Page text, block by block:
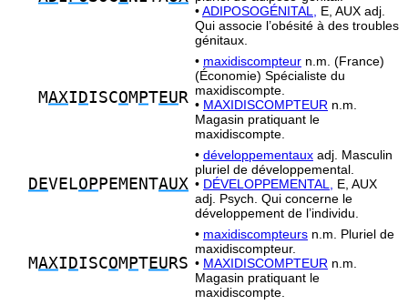
•ADIPOSOGÉNITAL,
E, AUX adj.
Qui associe l’obésité à des troubles
génitaux.
MAXI DISCOM PTEU R
• maxidiscompteur n.m. (France)
(Économie) Spécialiste du
maxidiscompte.
• MAXIDISCOMPTEUR n.m.
Magasin pratiquant le
maxidiscompte.
DEVELOP PEMENTAUX
• développementaux adj. Masculin
pluriel de développemental.
• DÉVELOPPEMENTAL,
E, AUX
adj. Psych. Qui concerne le
développement de l’individu.
MAXI DISCOM PTEU RS
• maxidiscompteurs n.m. Pluriel de
maxidiscompteur.
• MAXIDISCOMPTEUR n.m.
Magasin pratiquant le
maxidiscompte.